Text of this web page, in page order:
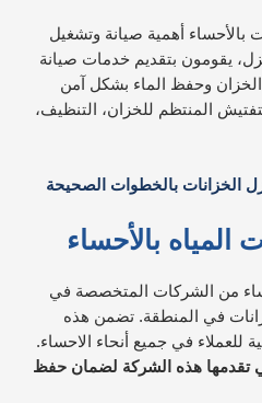
أهمية صيانة وتشغيل
يقومون بتقديم خدمات صيانة
وحفظ الماء بشكل آمن
المنتظم للخزان، التنظيف،
الخزانات بالخطوات الصحيحة
بالأحساء
من الشركات المتخصصة في
في المنطقة. تضمن هذه
للعملاء في جميع أنحاء الاحساء.
تقدمها هذه الشركة لضمان حفظ